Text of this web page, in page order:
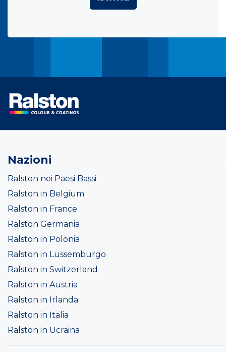
Nazioni
Ralston nei Paesi Bassi
Ralston in Belgium
Ralston in France
Ralston Germania
Ralston in Polonia
Ralston in Lussemburgo
Ralston in Switzerland
Ralston in Austria
Ralston in Irlanda
Ralston in Italia
Ralston in Ucraina